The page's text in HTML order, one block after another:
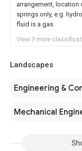
arrangement,
springs only, e.g.
fluid is a gas
View 3 more
Landscapes
Engineering &
Mechanical